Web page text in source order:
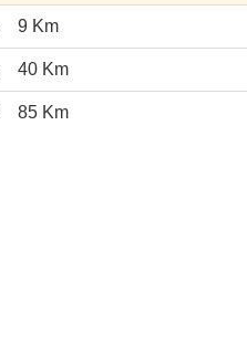
9 Km
40 Km
85 Km